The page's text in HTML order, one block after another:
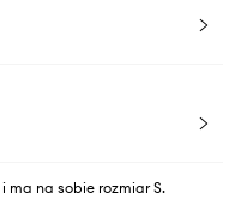
ma na sobie rozmiar S.